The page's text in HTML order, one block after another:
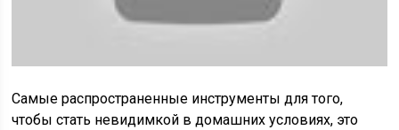
Самые распространенные инструменты для того,
чтобы стать невидимкой в домашних условиях, это